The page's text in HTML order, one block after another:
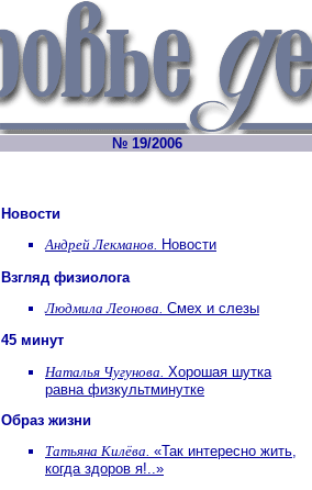
№ 19/2006
Новости
Андрей Лекманов. Новости
Взгляд физиолога
Людмила Леонова. Смех и слезы
45 минут
Наталья Чугунова. Хорошая шутка
равна физкультминутке
Образ жизни
Татьяна Килёва. «Так интересно жить,
когда здоров я!..»